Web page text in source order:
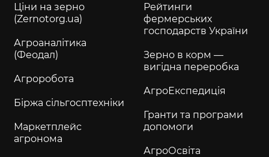
Ціни на зерно
(Zernotorg.ua)
Агроаналітика
(Феодал)
Агроробота
Біржа сільгосптехніки
Маркетплейс
агронома
Рейтинги
фермерських
господарств України
Зерно в корм —
вигідна переробка
АгроЕкспедиція
Гранти та програми
допомоги
АгроОсвіта